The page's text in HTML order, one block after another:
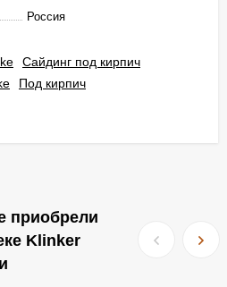
Россия
Сайдинг под кирпич
Под кирпич
приобрели
Klinker